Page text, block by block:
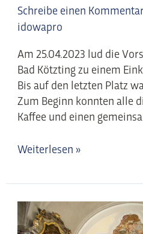
Schreibe einen Kommentar
idowapro
Am 25.04.2023 lud die
Bad Kötzting zu einem
Bis auf den letzten Platz
Zum Beginn konnten alle
Kaffee und einen
Weiterlesen »
Kindermaiandacht